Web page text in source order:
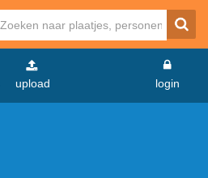
upload login